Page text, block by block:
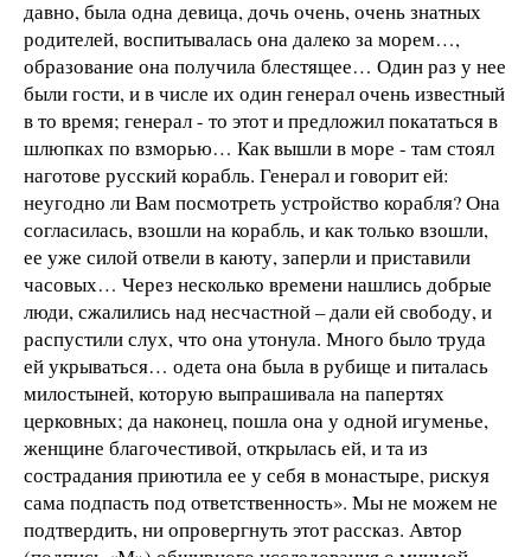
давно, была одна девица, дочь очень, очень знатных
родителей, воспитывалась она далеко за морем…,
образование она получила блестящее… Один раз у нее
были гости, и в числе их один генерал очень известный
в то время; генерал - то этот и предложил покататься в
шлюпках по взморью… Как вышли в море - там стоял
наготове русский корабль. Генерал и говорит ей:
неугодно ли Вам посмотреть устройство корабля? Она
согласилась, взошли на корабль, и как только взошли,
ее уже силой отвели в каюту, заперли и приставили
часовых… Через несколько времени нашлись добрые
люди, сжалились над несчастной – дали ей свободу, и
распустили слух, что она утонула. Много было труда
ей укрываться… одета она была в рубище и питалась
милостыней, которую выпрашивала на папертях
церковных; да наконец, пошла она у одной игуменье,
женщине благочестивой, открылась ей, и та из
сострадания приютила ее у себя в монастыре, рискуя
сама подпасть под ответственность». Мы не можем не
подтвердить, ни опровергнуть этот рассказ. Автор